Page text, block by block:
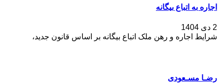
اجاره به اتباع بیگانه
2 دی 1404
شرایط اجاره و رهن ملک اتباع بیگانه بر اساس قانون جدید،
رضـا مسـعودی